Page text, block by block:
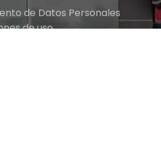
de Datos Personales
de uso